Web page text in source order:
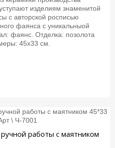
изделиям знаменитой
с авторской росписью
фаянса с уникальныой
фаянс. Отделка: позолота
45х33 см.
работы с маятником